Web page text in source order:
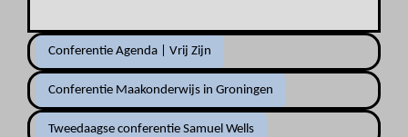
Conferentie Agenda | Vrij Zijn
Conferentie Maakonderwijs in Groningen
Tweedaagse conferentie Samuel Wells